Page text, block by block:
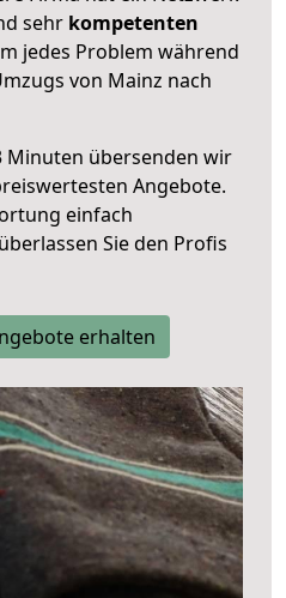
sehr kompetenten
jedes Problem während
von Mainz nach
Minuten übersenden wir
Angebote.
einfach
Sie den Profis
erhalten